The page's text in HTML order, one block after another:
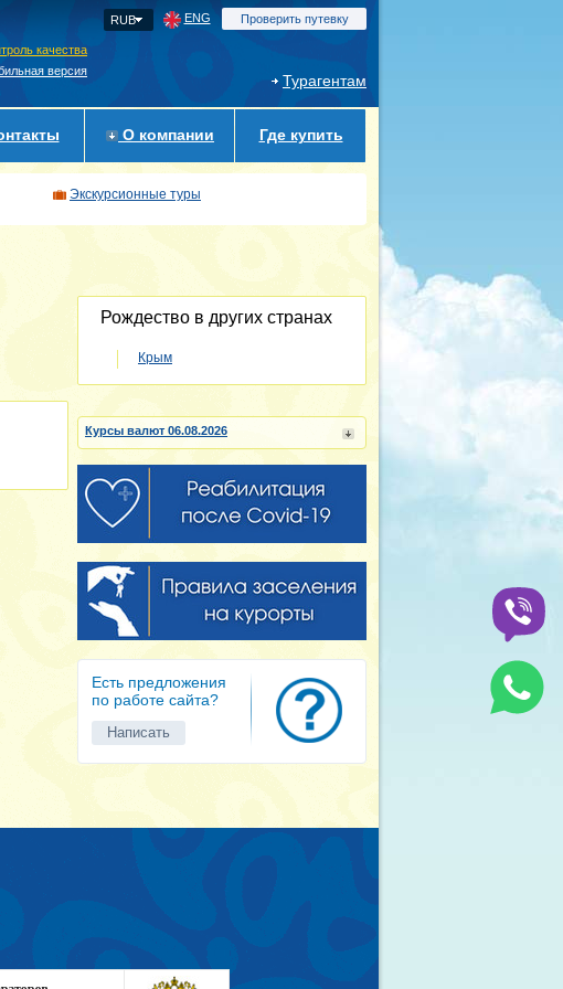
качества
версия
RUB ENG Проверить путевку
Турагентам
О компании Где купить
Экскурсионные туры
Рождество в других странах
Крым
Курсы валют 06.08.2026
Есть предложения
по работе сайта?
Написать